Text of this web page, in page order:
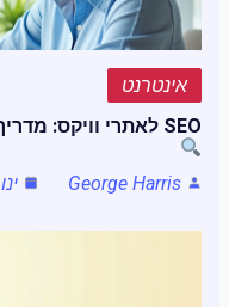
אינטרנט
SEO לאתרי וויקס: מדריך מקיף לקידום אתרי וויקס בגוגל
George Harris ינו 11, 2025